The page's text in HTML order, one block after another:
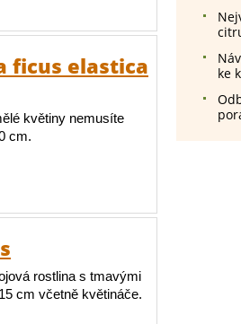
ficus elastica
květiny nemusíte
cm.
rostlina s tmavými
cm včetně květináče.
ke